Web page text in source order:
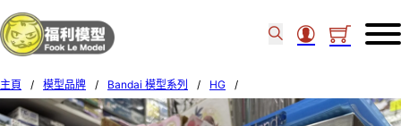
主頁 / 模型品牌 / Bandai 模型系列 / HG
/
Bandai HGUC 066 1/144 GUNDAM GP-02A 55719